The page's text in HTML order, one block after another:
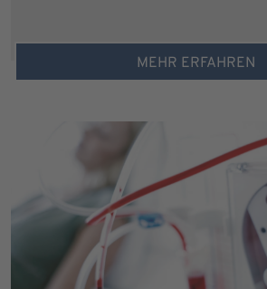
MEHR ERFAHREN